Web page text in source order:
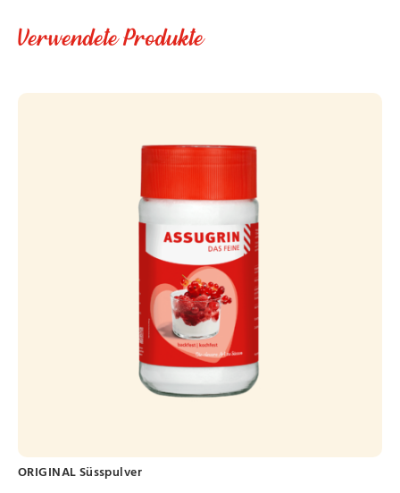
Verwendete Produkte
ORIGINAL Süsspulver